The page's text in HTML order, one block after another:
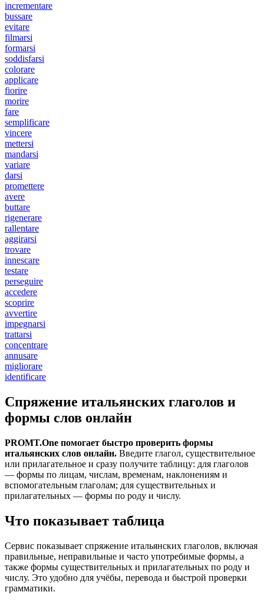
incrementare
bussare
evitare
filmarsi
formarsi
soddisfarsi
colorare
applicare
fiorire
morire
fare
semplificare
vincere
mettersi
mandarsi
variare
darsi
promettere
avere
buttare
rigenerare
rallentare
aggirarsi
trovare
innescare
testare
perseguire
accedere
scoprire
avvertire
impegnarsi
trattarsi
concentrare
annusare
migliorare
identificare
Спряжение итальянских глаголов и
формы слов онлайн
PROMT.One помогает быстро проверить формы
итальянских слов онлайн. Введите глагол, существительное
или прилагательное и сразу получите таблицу: для глаголов
— формы по лицам, числам, временам, наклонениям и
вспомогательным глаголам; для существительных и
прилагательных — формы по роду и числу.
Что показывает таблица
Сервис показывает спряжение итальянских глаголов, включая
правильные, неправильные и часто употребимые формы, а
также формы существительных и прилагательных по роду и
числу. Это удобно для учёбы, перевода и быстрой проверки
грамматики.